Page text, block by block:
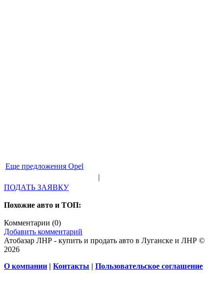
Еще предложения Opel
|
ПОДАТЬ ЗАЯВКУ
Похожие авто и ТОП:
Комментарии (0)
Добавить комментарий
Атобазар ЛНР - купить и продать авто в Луганске и ЛНР ©
2026
О компании | Контакты | Пользовательское соглашение